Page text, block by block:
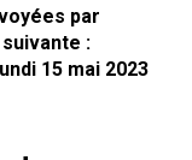
par
:
15 mai 2023